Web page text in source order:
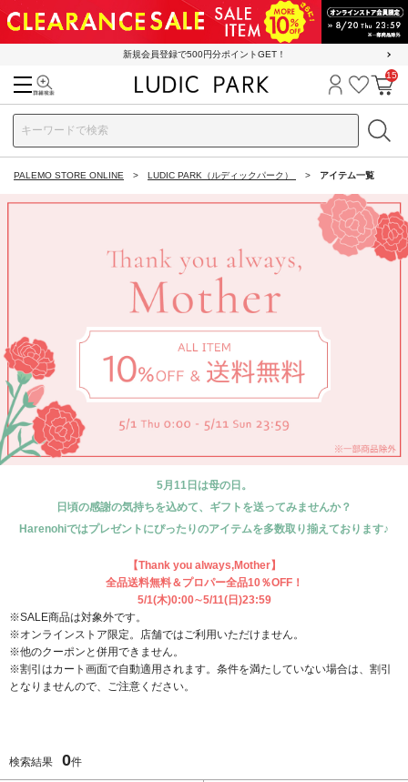
新規会員登録で500円分ポイントGET！
ログイン
お気に
カ
15
PALEMO STORE ONLINE LUDIC PARK（ルディックパーク） アイテム一覧
5月11日は母の日。
日頃の感謝の気持ちを込めて、ギフトを送ってみませんか？
Harenohiではプレゼントにぴったりのアイテムを多数取り揃えております♪
【Thank you always,Mother】
全品送料無料＆プロパー全品10％OFF！
5/1(木)0:00∼5/11(日)23:59
※SALE商品は対象外です。
※オンラインストア限定。店舗ではご利用いただけません。
※他のクーポンと併用できません。
※割引はカート画面で自動適用されます。条件を満たしていない場合は、割引
となりませんので、ご注意ください。
検索結果 0件